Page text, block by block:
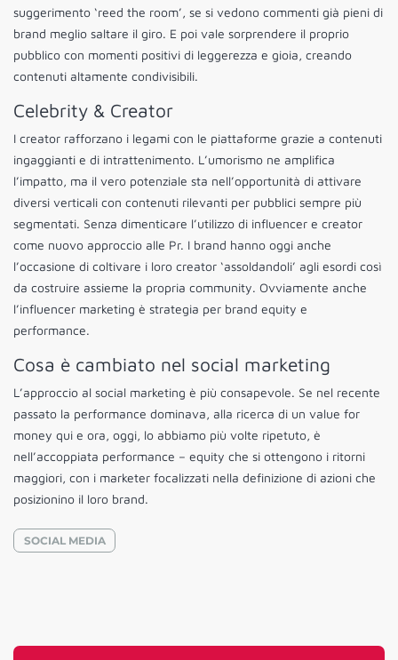
suggerimento ‘reed the room’, se si vedono commenti già pieni di
brand meglio saltare il giro. E poi vale sorprendere il proprio
pubblico con momenti positivi di leggerezza e gioia, creando
contenuti altamente condivisibili.
Celebrity & Creator
I creator rafforzano i legami con le piattaforme grazie a contenuti
ingaggianti e di intrattenimento. L’umorismo ne amplifica
l’impatto, ma il vero potenziale sta nell’opportunità di attivare
diversi verticali con contenuti rilevanti per pubblici sempre più
segmentati. Senza dimenticare l’utilizzo di influencer e creator
come nuovo approccio alle Pr. I brand hanno oggi anche
l’occasione di coltivare i loro creator ‘assoldandoli’ agli esordi così
da costruire assieme la propria community. Ovviamente anche
l’influencer marketing è strategia per brand equity e
performance.
Cosa è cambiato nel social marketing
L’approccio al social marketing è più consapevole. Se nel recente
passato la performance dominava, alla ricerca di un value for
money qui e ora, oggi, lo abbiamo più volte ripetuto, è
nell’accoppiata performance – equity che si ottengono i ritorni
maggiori, con i marketer focalizzati nella definizione di azioni che
posizionino il loro brand.
SOCIAL MEDIA